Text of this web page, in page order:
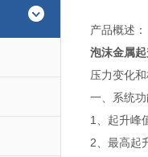
产品概述：
泡沫金属
压力变化和
一、系统功
1、起升峰
2、最高起